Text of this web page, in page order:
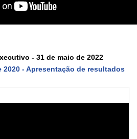
- 31 de maio de 2022
- Apresentação de resultados